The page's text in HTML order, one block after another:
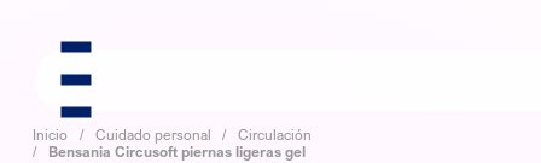
content
Inicio Cuidado personal
Circulación
Bensania Circusoft piernas ligeras gel